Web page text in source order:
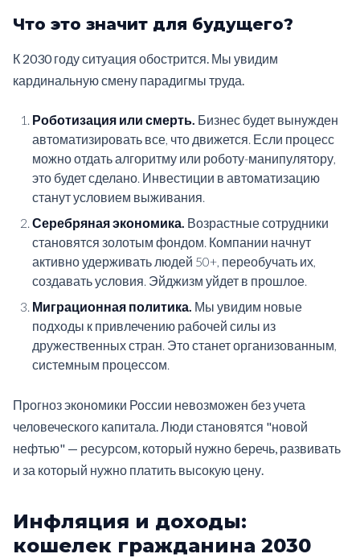
Что это значит для будущего?
К 2030 году ситуация обострится. Мы увидим
кардинальную смену парадигмы труда.
Роботизация или смерть. Бизнес будет вынужден
автоматизировать все, что движется. Если процесс
можно отдать алгоритму или роботу-манипулятору,
это будет сделано. Инвестиции в автоматизацию
станут условием выживания.
Серебряная экономика. Возрастные сотрудники
становятся золотым фондом. Компании начнут
активно удерживать людей 50+, переобучать их,
создавать условия. Эйджизм уйдет в прошлое.
Миграционная политика. Мы увидим новые
подходы к привлечению рабочей силы из
дружественных стран. Это станет организованным,
системным процессом.
Прогноз экономики России невозможен без учета
человеческого капитала. Люди становятся "новой
нефтью" — ресурсом, который нужно беречь, развивать
и за который нужно платить высокую цену.
Инфляция и доходы:
кошелек гражданина 2030